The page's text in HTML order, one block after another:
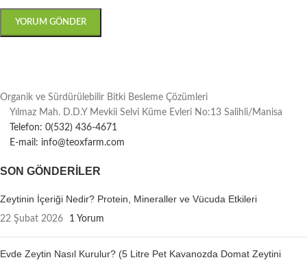
Organik ve Sürdürülebilir Bitki Besleme Çözümleri
Yılmaz Mah. D.D.Y Mevkii Selvi Küme Evleri No:13 Salihli/Manisa
Telefon: 0(532) 436-4671
E-mail: info@teoxfarm.com
SON GÖNDERILER
Zeytinin İçeriği Nedir? Protein, Mineraller ve Vücuda Etkileri
22 Şubat 2026 1 Yorum
Evde Zeytin Nasıl Kurulur? (5 Litre Pet Kavanozda Domat Zeytini